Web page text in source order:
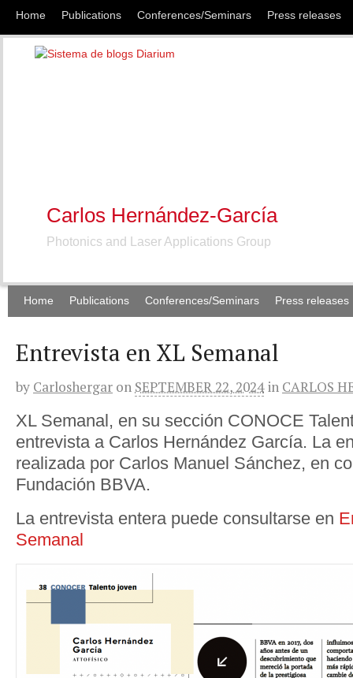
Home Publications Conferences/Seminars Press releases
Carlos Hernández-García
Photonics and Laser Applications Group
Home Publications Conferences/Seminars Press releases
Entrevista en XL Semanal
by Carloshergar on SEPTEMBER 22, 2024 in CARLOS
XL Semanal, en su sección CONOCE
entrevista a Carlos Hernández García. La
realizada por Carlos Manuel Sánchez, en
Fundación BBVA.
La entrevista entera puede consultarse en
Semanal